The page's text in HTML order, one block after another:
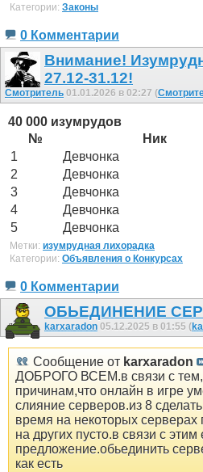
Категории: Законы
0 Комментарии
Внимание!
27.12-31.12!
Смотритель 01.01.2026 в 02:27 (
40 000 изумрудов
№
Ник
1
Девчонка
2
Девчонка
3
Девчонка
4
Девчонка
5
Девчонка
Метки: изумрудная лихорадка
Категории: Объявления о Конкурсах
0 Комментарии
ОБЬЕДИНЕНИЕ
karxaradon 05.12.2025 в 01:55 (
Сообщение от karxaradon
ДОБРОГО ВСЕМ.в связи с
причинам,что онлайн в игре
слияние серверов.из 8
время на некоторых
на других пусто.в связи с этим
предложение.обьединить
как есть